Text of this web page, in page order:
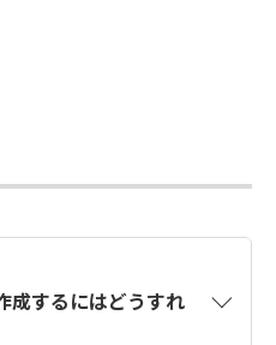
成するにはどうすれ